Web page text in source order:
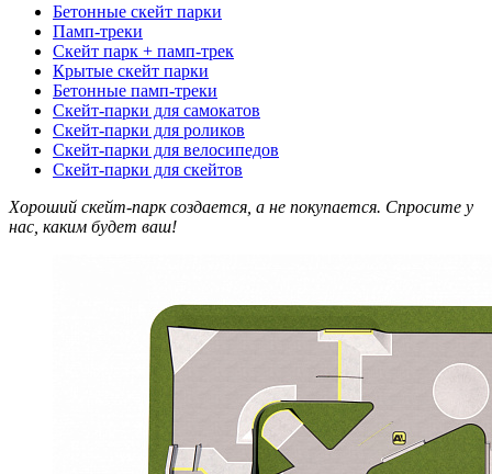
Бетонные скейт парки
Памп-треки
Скейт парк + памп-трек
Крытые скейт парки
Бетонные памп-треки
Скейт-парки для самокатов
Скейт-парки для роликов
Скейт-парки для велосипедов
Скейт-парки для скейтов
Хороший скейт-парк создается, а не покупается. Спросите у
нас, каким будет ваш!